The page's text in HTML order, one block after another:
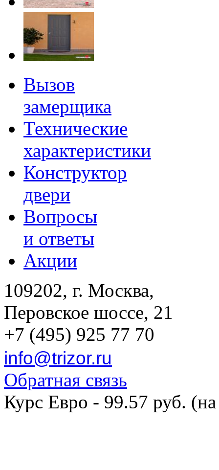
Вызов
замерщика
Технические
характеристики
Конструктор
двери
Вопросы
и ответы
Акции
109202, г. Москва,
Перовское шоссе, 21
+7 (495) 925 77 70
info@trizor.ru
Обратная связь
Курс Евро - 99.57 руб.